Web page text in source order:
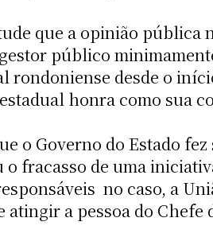
que a opinião pública
público
rondoniense desde o
honra como sua
o Governo do Estado
o fracasso de uma
 no caso, a
atingir a pessoa do Chefe